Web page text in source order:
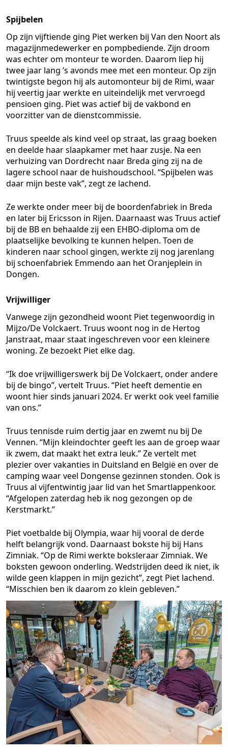
Spijbelen
Op zijn vijftiende ging Piet werken bij Van den Noort als
magazijnmedewerker en pompbediende. Zijn droom
was echter om monteur te worden. Daarom liep hij
twee jaar lang ’s avonds mee met een monteur. Op zijn
twintigste begon hij als automonteur bij de Rimi, waar
hij veertig jaar werkte en uiteindelijk met vervroegd
pensioen ging. Piet was actief bij de vakbond en
voorzitter van de dienstcommissie.
Truus speelde als kind veel op straat, las graag boeken
en deelde haar slaapkamer met haar zusje. Na een
verhuizing van Dordrecht naar Breda ging zij na de
lagere school naar de huishoudschool. “Spijbelen was
daar mijn beste vak”, zegt ze lachend.
Ze werkte onder meer bij de boordenfabriek in Breda
en later bij Ericsson in Rijen. Daarnaast was Truus actief
bij de BB en behaalde zij een EHBO-diploma om de
plaatselijke bevolking te kunnen helpen. Toen de
kinderen naar school gingen, werkte zij nog jarenlang
bij schoenfabriek Emmendo aan het Oranjeplein in
Dongen.
Vrijwilliger
Vanwege zijn gezondheid woont Piet tegenwoordig in
Mijzo/De Volckaert. Truus woont nog in de Hertog
Janstraat, maar staat ingeschreven voor een kleinere
woning. Ze bezoekt Piet elke dag.
“Ik doe vrijwilligerswerk bij De Volckaert, onder andere
bij de bingo”, vertelt Truus. “Piet heeft dementie en
woont hier sinds januari 2024. Er werkt ook veel familie
van ons.”
Truus tennisde ruim dertig jaar en zwemt nu bij De
Vennen. “Mijn kleindochter geeft les aan de groep waar
ik zwem, dat maakt het extra leuk.” Ze vertelt met
plezier over vakanties in Duitsland en België en over de
camping waar veel Dongense gezinnen stonden. Ook is
Truus al vijfentwintig jaar lid van het Smartlappenkoor.
“Afgelopen zaterdag heb ik nog gezongen op de
Kerstmarkt.”
Piet voetbalde bij Olympia, waar hij vooral de derde
helft belangrijk vond. Daarnaast bokste hij bij Hans
Zimniak. “Op de Rimi werkte boksleraar Zimniak. We
boksten gewoon onderling. Wedstrijden deed ik niet, ik
wilde geen klappen in mijn gezicht”, zegt Piet lachend.
“Misschien ben ik daarom zo klein gebleven.”